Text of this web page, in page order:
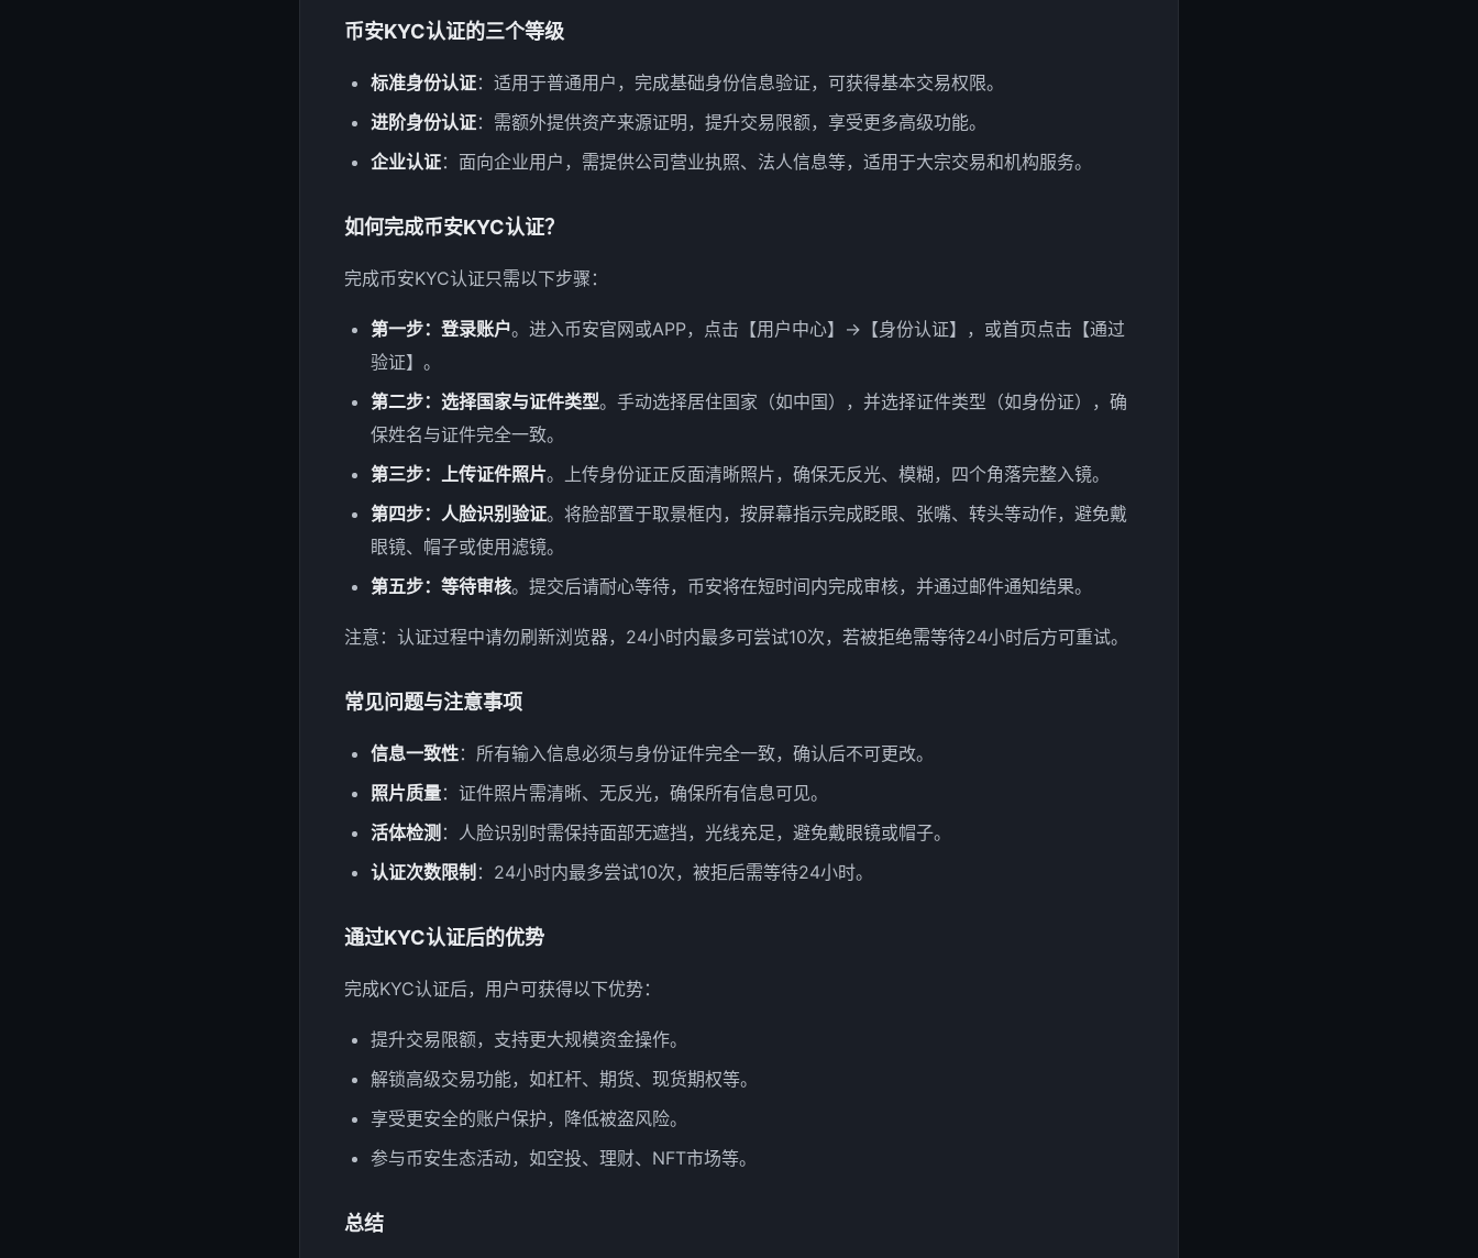
币安KYC认证的三个等级
标准身份认证：适用于普通用户，完成基础身份信息验证，可获得基本交易权限。
进阶身份认证：需额外提供资产来源证明，提升交易限额，享受更多高级功能。
企业认证：面向企业用户，需提供公司营业执照、法人信息等，适用于大宗交易和机构服务。
如何完成币安KYC认证？
完成币安KYC认证只需以下步骤：
第一步：登录账户。进入币安官网或APP，点击【用户中心】→【身份认证】，或首页点击【通过
验证】。
第二步：选择国家与证件类型。手动选择居住国家（如中国），并选择证件类型（如身份证），确
保姓名与证件完全一致。
第三步：上传证件照片。上传身份证正反面清晰照片，确保无反光、模糊，四个角落完整入镜。
第四步：人脸识别验证。将脸部置于取景框内，按屏幕指示完成眨眼、张嘴、转头等动作，避免戴
眼镜、帽子或使用滤镜。
第五步：等待审核。提交后请耐心等待，币安将在短时间内完成审核，并通过邮件通知结果。
注意：认证过程中请勿刷新浏览器，24小时内最多可尝试10次，若被拒绝需等待24小时后方可重试。
常见问题与注意事项
信息一致性：所有输入信息必须与身份证件完全一致，确认后不可更改。
照片质量：证件照片需清晰、无反光，确保所有信息可见。
活体检测 ：人脸识别时需保持面部无遮挡，光线充足，避免戴眼镜或帽子。
认证次数限制 ：24小时内最多尝试10次，被拒后需等待24小时。
通过KYC认证后的优势
完成KYC认证后，用户可获得以下优势：
提升交易限额，支持更大规模资金操作。
解锁高级交易功能，如杠杆、期货、现货期权等。
享受更安全的账户保护，降低被盗风险。
参与币安生态活动，如空投、理财、NFT市场等。
总结